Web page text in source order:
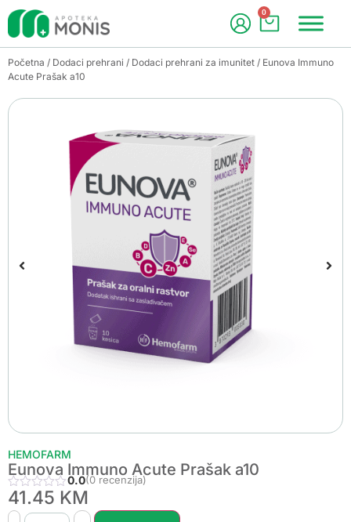
0
Početna / Dodaci prehrani / Dodaci prehrani za imunitet / Eunova Immuno
Acute Prašak a10
HEMOFARM
Eunova Immuno Acute Prašak a10
0.0(0 recenzija)
41.45 KM